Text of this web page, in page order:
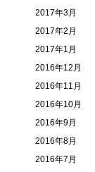
2017年3月
2017年2月
2017年1月
2016年12月
2016年11月
2016年10月
2016年9月
2016年8月
2016年7月